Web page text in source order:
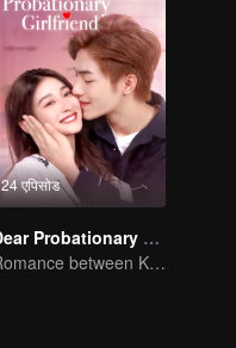
24 एपिसोड
Dear Probationary Girlfriend
Romance between KitchenMaid and Domineering CEO